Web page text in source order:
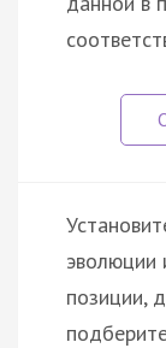
эволюции
позиции,